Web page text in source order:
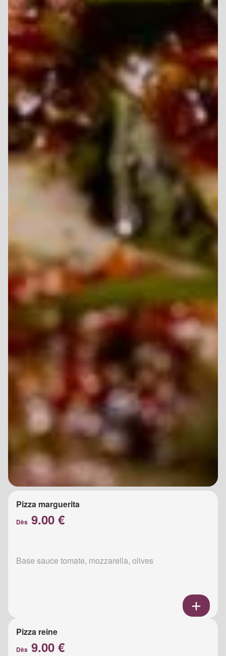
Pizza marguerita
Dès 9.00 €
Base sauce tomate, mozzarella, olives
Pizza reine
Dès 9.00 €